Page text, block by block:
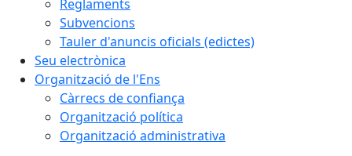
Reglaments
Subvencions
Tauler d'anuncis oficials (edictes)
Seu electrònica
Organització de l'Ens
Càrrecs de confiança
Organització política
Organització administrativa